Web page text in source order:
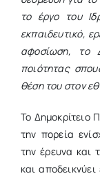
το έργο του
εκπαιδευτικό,
αφοσίωση, το
ποιότητας
θέση του στον
Το Δημοκρίτειο
την πορεία
την έρευνα και
και α